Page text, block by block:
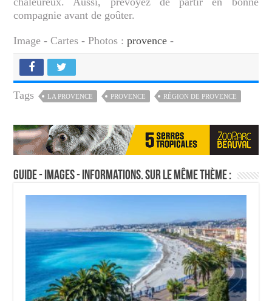
compagnie avant de goûter.
Image - Cartes - Photos :provence -
Tags LA PROVENCE PROVENCE RÉGION DE PROVENCE
Guide - Images - Informations. Sur le même thème :